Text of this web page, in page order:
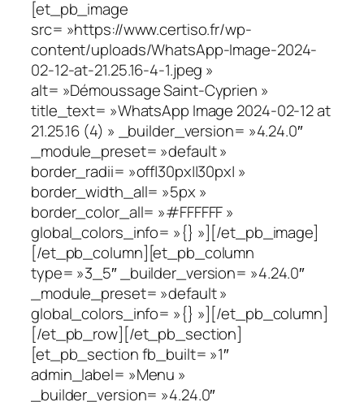
[et_pb_image
src= »https://www.certiso.fr/wp-
content/uploads/WhatsApp-Image-2024-
02-12-at-21.25.16-4-1.jpeg »
alt= »Démoussage Saint-Cyprien »
title_text= »WhatsApp Image 2024-02-12 at
21.25.16 (4) » _builder_version= »4.24.0″
_module_preset= »default »
border_radii= »off|30px||30px| »
border_width_all= »5px »
border_color_all= »#FFFFFF »
global_colors_info= »{} »][/et_pb_image]
[/et_pb_column][et_pb_column
type= »3_5″ _builder_version= »4.24.0″
_module_preset= »default »
global_colors_info= »{} »][/et_pb_column]
[/et_pb_row][/et_pb_section]
[et_pb_section fb_built= »1″
admin_label= »Menu »
_builder_version= »4.24.0″